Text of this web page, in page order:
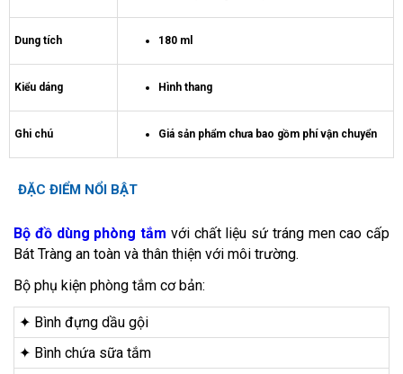
Dung tích 180 ml
Kiểu dáng Hình thang
Ghi chú Giá sản phẩm chưa bao gồm phí vận chuyển
ĐẶC ĐIỂM NỔI BẬT
Bộ đồ dùng phòng tắm với chất liệu sứ tráng men cao cấp
Bát Tràng an toàn và thân thiện với môi trường.
Bộ phụ kiện phòng tắm cơ bản:
✦ Bình đựng dầu gội
✦ Bình chứa sữa tắm